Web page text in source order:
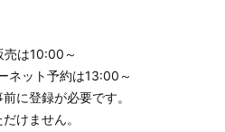
は10:00～
ネット予約は13:00～
に登録が必要です。
けません。